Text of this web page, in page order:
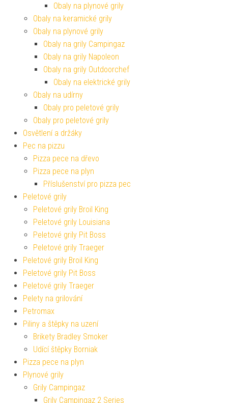
Obaly na plynové grily
Obaly na keramické grily
Obaly na plynové grily
Obaly na grily Campingaz
Obaly na grily Napoleon
Obaly na grily Outdoorchef
Obaly na elektrické grily
Obaly na udírny
Obaly pro peletové grily
Obaly pro peletové grily
Osvětlení a držáky
Pec na pizzu
Pizza pece na dřevo
Pizza pece na plyn
Příslušenství pro pizza pec
Peletové grily
Peletové grily Broil King
Peletové grily Louisiana
Peletové grily Pit Boss
Peletové grily Traeger
Peletové grily Broil King
Peletové grily Pit Boss
Peletové grily Traeger
Pelety na grilování
Petromax
Piliny a štěpky na uzení
Brikety Bradley Smoker
Udící štěpky Borniak
Pizza pece na plyn
Plynové grily
Grily Campingaz
Grily Campingaz 2 Series